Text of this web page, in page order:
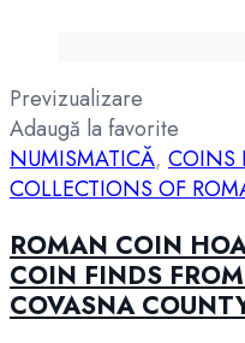
Previzualizare
Adaugă la favorite
NUMISMATICĂ, COINS
COLLECTIONS OF
ROMAN COIN
COIN FINDS
COVASNA